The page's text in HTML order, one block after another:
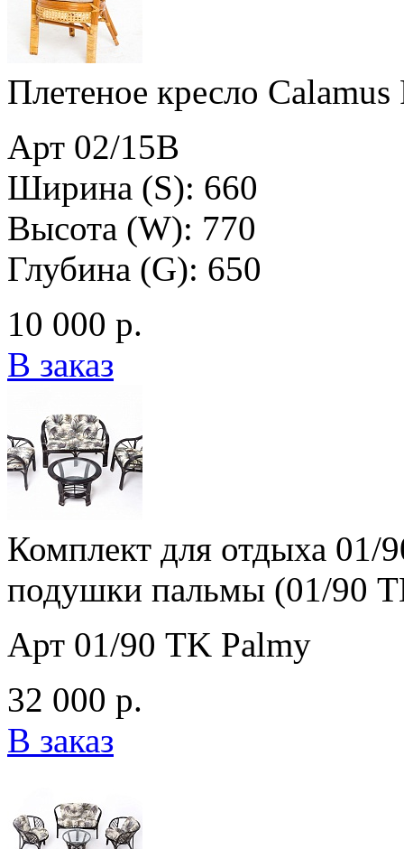
Плетеное кресло
Арт 02/15B
Ширина (S): 660
Высота (W): 770
Глубина (G): 650
10 000 р.
В заказ
Комплект для отдыха 01/
подушки пальмы (01/90
Арт 01/90 TK Palmy
32 000 р.
В заказ